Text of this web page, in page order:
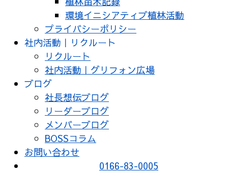
環境イニシアティブ植林活動
プライバシーポリシー
社内活動｜リクルート
リクルート
社内活動｜グリフォン広場
ブログ
社長想伝ブログ
リーダーブログ
メンバーブログ
BOSSコラム
お問い合わせ
0166-83-0005